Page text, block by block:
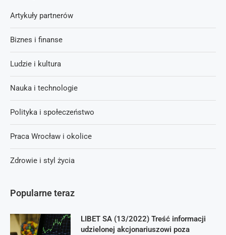
Popularne teraz
LIBET SA (13/2022) Treść informacji
udzielonej akcjonariuszowi poza
Artykuły partnerów
Biznes i finanse
Ludzie i kultura
Nauka i technologie
Polityka i społeczeństwo
Praca Wrocław i okolice
Zdrowie i styl życia